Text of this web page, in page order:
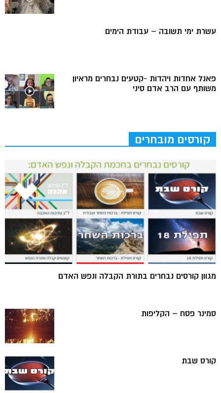
עשרת ימי תשובה – עבודת הימים
פאנל אחדות ויהדות -קטעים נבחרים מראיון
משותף עם הרב אדם סיני
קורסים מובחרים
מגוון קורסים נבחרים בתורת הקבלה ונפש האדם
סמינר פסח – הקליפות
קורס שבת